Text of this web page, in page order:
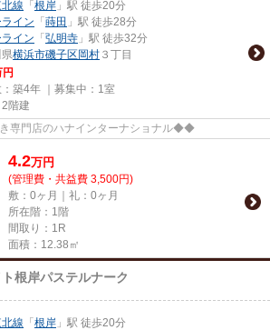
線 「 根岸 」駅 徒歩20分
イン 「 蒔田 」駅 徒歩28分
イン 「 弘明寺 」駅 徒歩32分
横浜市磯子区 岡村 ３丁目
築4年 ｜募集中： 1室
階建
専門店のハナインターナショナル◆◆
4.2万円
(管理費・共益費 3,500円)
敷：0ヶ月｜礼：0ヶ月
所在階：1階
間取り：1R
面積：12.38㎡
根岸パステルナーク
線 「 根岸 」駅 徒歩20分